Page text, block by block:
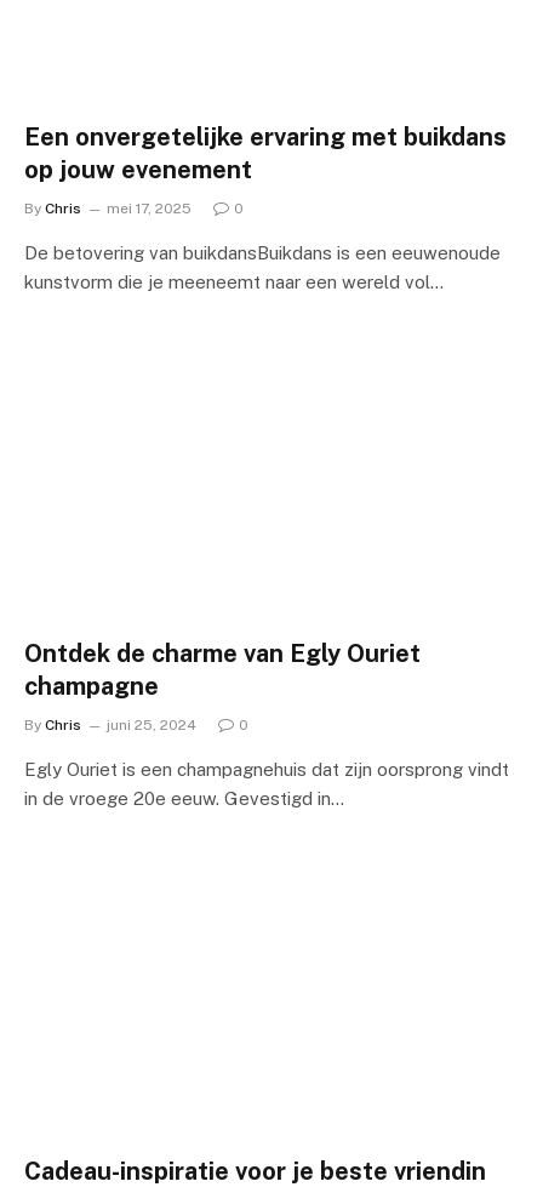
Een onvergetelijke ervaring met buikdans
op jouw evenement
By Chris mei 17, 2025 0
De betovering van buikdansBuikdans is een eeuwenoude
kunstvorm die je meeneemt naar een wereld vol…
Ontdek de charme van Egly Ouriet
champagne
By Chris juni 25, 2024 0
Egly Ouriet is een champagnehuis dat zijn oorsprong vindt
in de vroege 20e eeuw. Gevestigd in…
Cadeau-inspiratie voor je beste vriendin